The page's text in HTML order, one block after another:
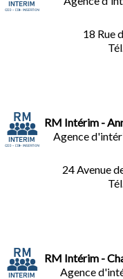
18 Rue
RM Intérim -
Agence
24 Avenue
RM Intérim -
Agence